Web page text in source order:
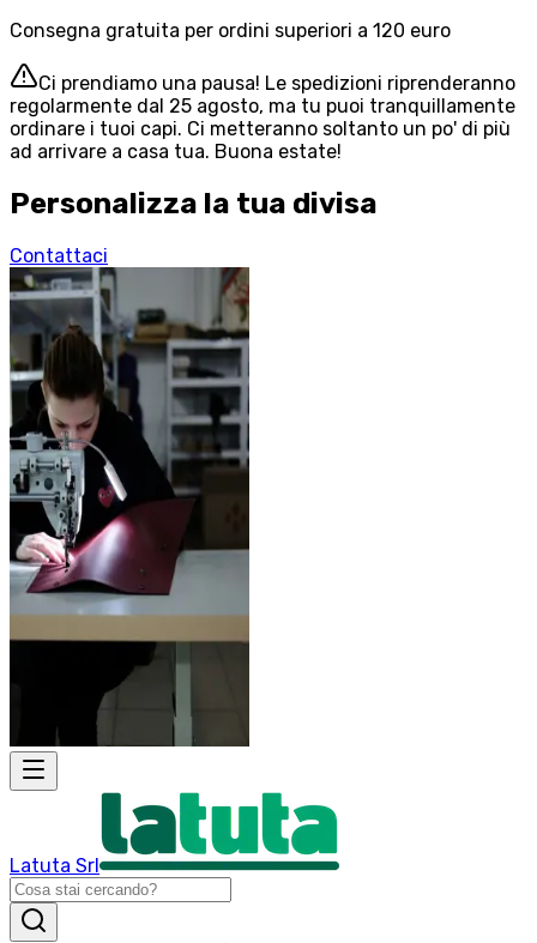
Consegna gratuita per ordini superiori a 120 euro
Ci prendiamo una pausa! Le spedizioni riprenderanno
regolarmente dal 25 agosto, ma tu puoi tranquillamente
ordinare i tuoi capi. Ci metteranno soltanto un po' di più
ad arrivare a casa tua. Buona estate!
Personalizza la tua divisa
Contattaci
Latuta Srl